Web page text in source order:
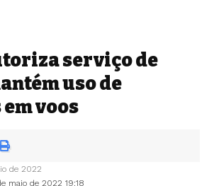
serviço de
uso de
voos
maio de 2022 19:18
de 2022